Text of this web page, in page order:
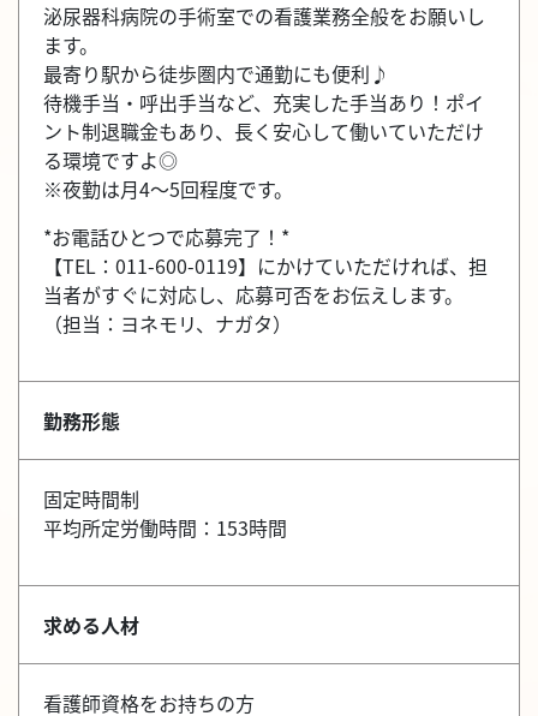
泌尿器科病院の手術室での看護業務全般をお願いし
ます。
最寄り駅から徒歩圏内で通勤にも便利♪
待機手当・呼出手当など、充実した手当あり！ポイ
ント制退職金もあり、長く安心して働いていただけ
る環境ですよ◎
※夜勤は月4～5回程度です。
*お電話ひとつで応募完了！*
【TEL：011-600-0119】にかけていただければ、担
当者がすぐに対応し、応募可否をお伝えします。
（担当：ヨネモリ、ナガタ）
勤務形態
固定時間制
平均所定労働時間：153時間
求める人材
看護師資格をお持ちの方